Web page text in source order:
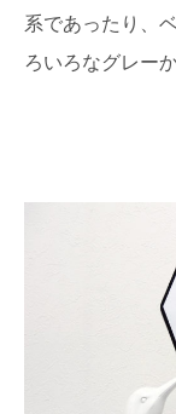
系であったり、
ろいろなグレー